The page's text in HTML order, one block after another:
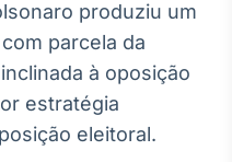
produziu um
parcela da
à oposição
estratégia
eleitoral.